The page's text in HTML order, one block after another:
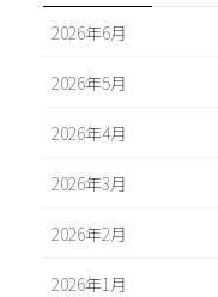
2026年6月
2026年5月
2026年4月
2026年3月
2026年2月
2026年1月